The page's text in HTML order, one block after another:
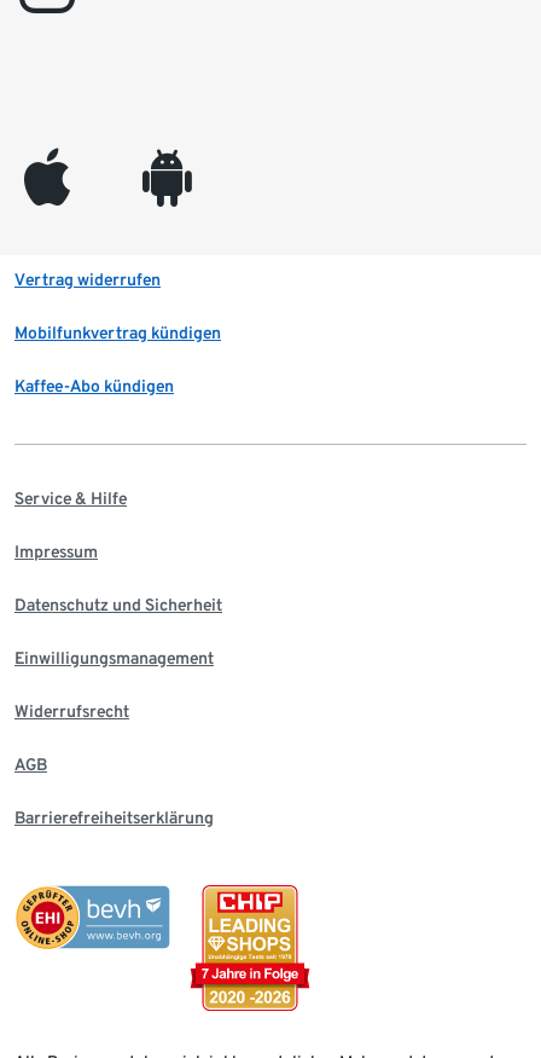
appleinc android
Vertrag widerrufen
Mobilfunkvertrag kündigen
Kaffee-Abo kündigen
Service & Hilfe
Impressum
Datenschutz und Sicherheit
Einwilligungsmanagement
Widerrufsrecht
AGB
Barrierefreiheitserklärung